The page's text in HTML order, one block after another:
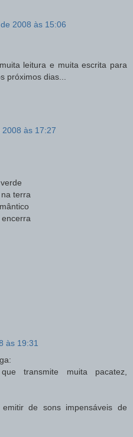
2008 às 15:06
leitura e muita escrita para
próximos dias...
às 17:27
terra
encerra
às 19:31
transmite muita pacatez,
de sons impensáveis de